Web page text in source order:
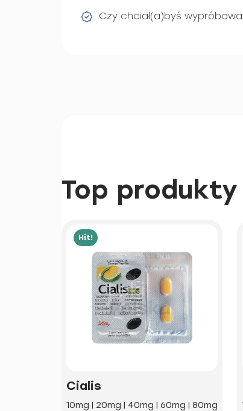
Czy chciał(a)byś
Top produkty
Hit!
Cialis
10mg | 20mg | 40mg | 60mg | 80mg